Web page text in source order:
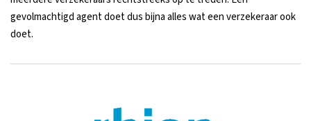
gevolmachtigd agent doet dus bijna alles wat een verzekeraar ook
doet.